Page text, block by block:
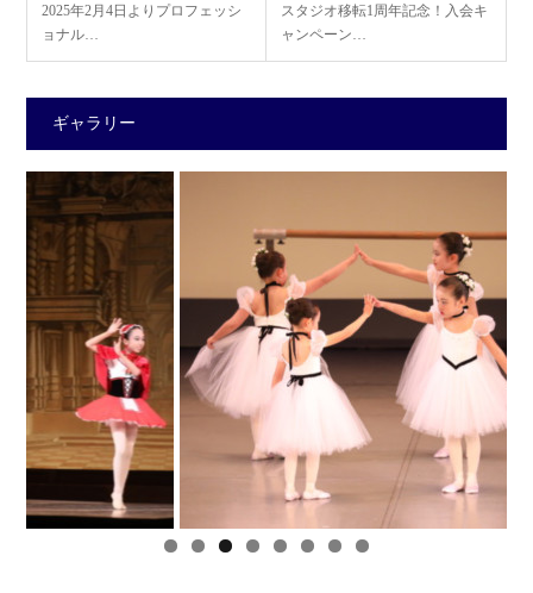
2025年2月4日よりプロフェッシ
ョナル…
スタジオ移転1周年記念！入会キ
ャンペーン…
ギャラリー